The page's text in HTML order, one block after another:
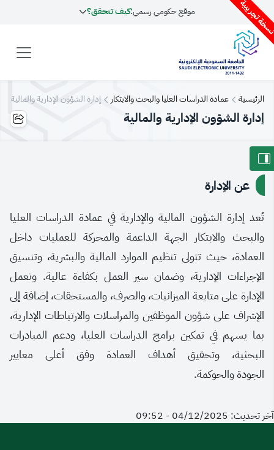
تجريبية موقع حكومي رسمي:كيف تتحقق؟
الرئيسية عمادة الدراسات العليا والبحث والابتكار إدارة الشؤون الإدارية والمالية
إدارة الشؤون الإدارية والمالية
عن الإدارة
تُعد إدارة الشؤون المالية والإدارية في عمادة الدراسات العليا
والبحث والابتكار الجهة الداعمة والمحركة للعمليات داخل
العمادة، حيث تتولى تنظيم الموارد المالية والبشرية، وتنسيق
الإجراءات الإدارية، وضمان سير العمل بكفاءة عالية. وتعمل
الإدارة على متابعة الميزانيات، والصرف، والمستحقات، إضافة إلى
الإشراف على شؤون الموظفين والمراسلات والارتباطات الإدارية،
بما يسهم في تمكين برامج الدراسات العليا، ودعم المبادرات
البحثية، وتحقيق أهداف العمادة وفق أعلى معايير
الجودة والحوكمة.
آخر تحديث: 04/12/2025 - 09:52